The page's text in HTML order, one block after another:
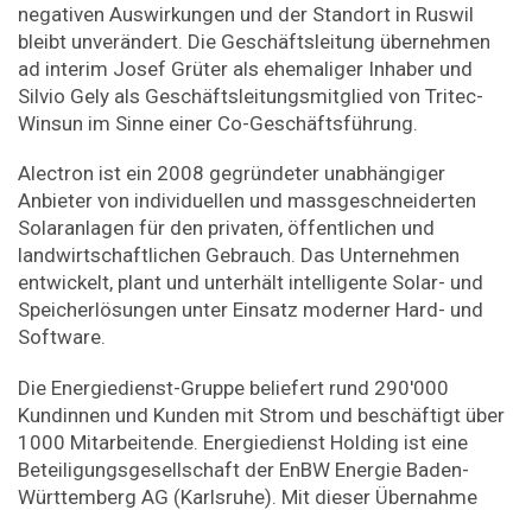
negativen Auswirkungen und der Standort in Ruswil
bleibt unverändert. Die Geschäftsleitung übernehmen
ad interim Josef Grüter als ehemaliger Inhaber und
Silvio Gely als Geschäftsleitungsmitglied von Tritec-
Winsun im Sinne einer Co-Geschäftsführung.
Alectron ist ein 2008 gegründeter unabhängiger
Anbieter von individuellen und massgeschneiderten
Solaranlagen für den privaten, öffentlichen und
landwirtschaftlichen Gebrauch. Das Unternehmen
entwickelt, plant und unterhält intelligente Solar- und
Speicherlösungen unter Einsatz moderner Hard- und
Software.
Die Energiedienst-Gruppe beliefert rund 290'000
Kundinnen und Kunden mit Strom und beschäftigt über
1000 Mitarbeitende. Energiedienst Holding ist eine
Beteiligungsgesellschaft der EnBW Energie Baden-
Württemberg AG (Karlsruhe). Mit dieser Übernahme